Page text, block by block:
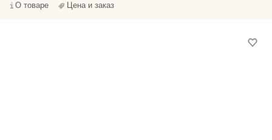
О товаре Цена и заказ